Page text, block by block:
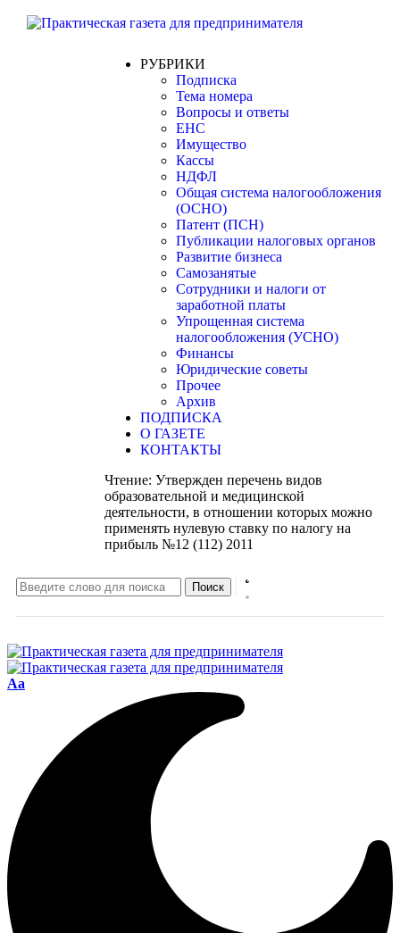
РУБРИКИ
Подписка
Тема номера
Вопросы и ответы
ЕНС
Имущество
Кассы
НДФЛ
Общая система налогообложения
(ОСНО)
Патент (ПСН)
Публикации налоговых органов
Развитие бизнеса
Самозанятые
Сотрудники и налоги от
заработной платы
Упрощенная система
налогообложения (УСНО)
Финансы
Юридические советы
Прочее
Архив
ПОДПИСКА
О ГАЗЕТЕ
КОНТАКТЫ
Чтение: Утвержден перечень видов
образовательной и медицинской
деятельности, в отношении которых можно
применять нулевую ставку по налогу на
прибыль №12 (112) 2011
Aa